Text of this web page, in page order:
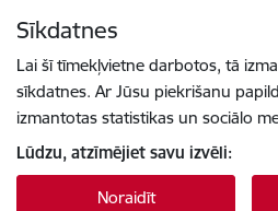
Sīkdatnes
Lai šī tīmekļvietne darbotos, tā
sīkdatnes. Ar Jūsu piekrišanu
izmantotas statistikas un sociālo
Lūdzu, atzīmējiet savu izvēli:
Noraidīt